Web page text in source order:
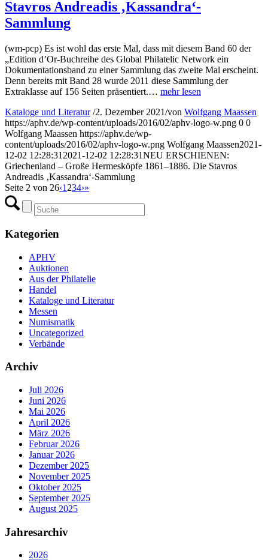
Stavros Andreadis ‚Kassandra‘-
Sammlung
(wm-pcp) Es ist wohl das erste Mal, dass mit diesem Band 60 der
„Edition d’Or-Buchreihe des Global Philatelic Network ein
Dokumentationsband zu einer Sammlung das zweite Mal erscheint.
Denn bereits mit Band 28 wurde 2011 diese Sammlung der
Extraklasse auf 156 Seiten präsentiert.… mehr lesen
Kataloge und Literatur /2. Dezember 2021/von Wolfgang Maassen
https://aphv.de/wp-content/uploads/2016/02/aphv-logo-w.png 0 0
Wolfgang Maassen https://aphv.de/wp-
content/uploads/2016/02/aphv-logo-w.png Wolfgang Maassen2021-
12-02 12:28:31 2021-12-02 12:28:31NEU ERSCHIENEN:
Griechenland – Große Hermesköpfe 1861–1886. Die Stavros
Andreadis ‚Kassandra‘-Sammlung
Seite 2 von 26‹1 234›»
Kategorien
APHV
Auktionen
Aus der Philatelie
Handel
Kataloge und Literatur
Messen
Numismatik
Uncategorized
Verbände
Archiv
Juli 2026
Juni 2026
Mai 2026
April 2026
März 2026
Februar 2026
Januar 2026
Dezember 2025
November 2025
Oktober 2025
September 2025
August 2025
Jahresarchiv
2026